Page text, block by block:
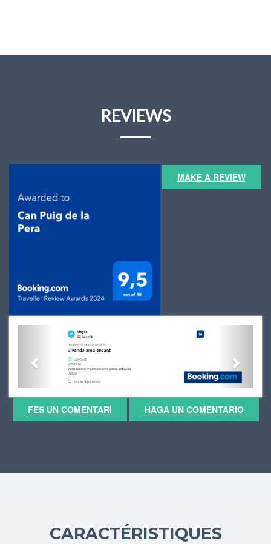
REVIEWS
Previous
MAKE A REVIEW
FES UN COMENTARI HAGA UN COMENTARIO
CARACTÉRISTIQUES